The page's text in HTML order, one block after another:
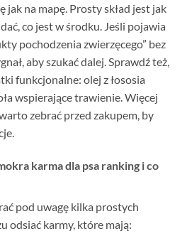
jak na mapę. Prosty skład jest jak
co jest w środku. Jeśli pojawia
pochodzenia zwierzęcego” bez
aby szukać dalej. Sprawdź też,
funkcjonalne: olej z łososia
wspierające trawienie. Więcej
zebrać przed zakupem, by
karma dla psa ranking i co
pod uwagę kilka prostych
odsiać karmy, które mają: